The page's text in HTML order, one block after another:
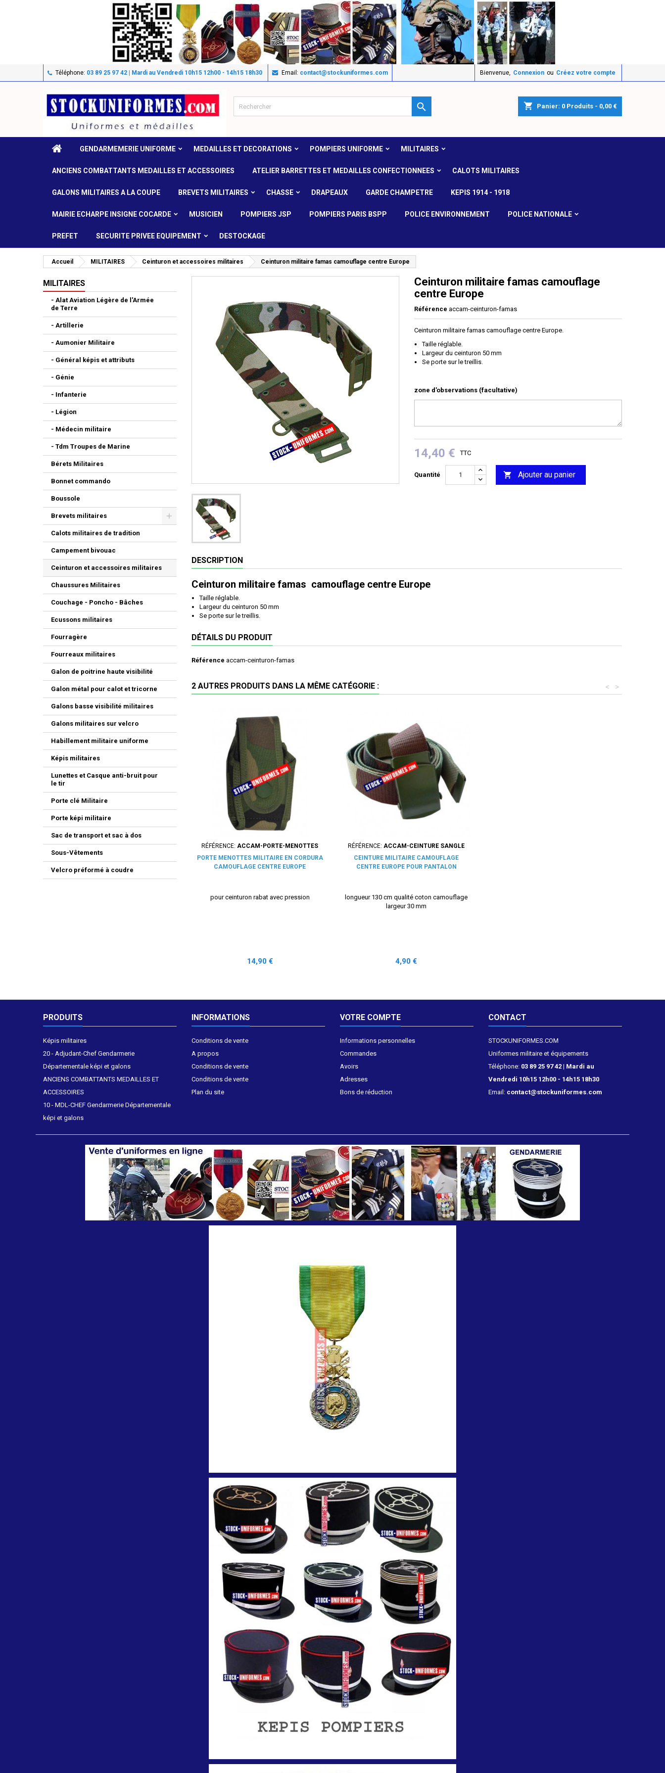
Téléphone: 03 89 25 97 42 | Mardi au Vendredi 10h15 12h00 - 14h15 18h30 Email: contact@stockuniformes.com Bienvenue, Connexion ou Créez votre compte
shopping_cart Panier: 0 Produits - 0,00 €

GENDARMEMERIE UNIFORME MEDAILLES ET DECORATIONS POMPIERS UNIFORME MILITAIRES
ANCIENS COMBATTANTS MEDAILLES ET ACCESSOIRES ATELIER BARRETTES ET MEDAILLES CONFECTIONNEES CALOTS MILITAIRES
GALONS MILITAIRES A LA COUPE BREVETS MILITAIRES CHASSE DRAPEAUX GARDE CHAMPETRE KEPIS 1914 - 1918
MAIRIE ECHARPE INSIGNE COCARDE MUSICIEN POMPIERS JSP POMPIERS PARIS BSPP POLICE ENVIRONNEMENT POLICE NATIONALE
PREFET SECURITE PRIVEE EQUIPEMENT DESTOCKAGE
Accueil MILITAIRES Ceinturon et accessoires militaires Ceinturon militaire famas camouflage centre Europe
MILITAIRES
- Alat Aviation Légère de l'Armée
de Terre
- Artillerie
- Aumonier Militaire
- Général képis et attributs
- Génie
- Infanterie
- Légion
- Médecin militaire
- Tdm Troupes de Marine
Bérets Militaires
Bonnet commando
Boussole
Brevets militaires
Calots militaires de tradition
Campement bivouac
Ceinturon et accessoires militaires
Chaussures Militaires
Couchage - Poncho - Bâches
Ecussons militaires
Fourragère
Fourreaux militaires
Galon de poitrine haute visibilité
Galon métal pour calot et tricorne
Galons basse visibilité militaires
Galons militaires sur velcro
Habillement militaire uniforme
Képis militaires
Lunettes et Casque anti-bruit pour
le tir
Porte clé Militaire
Porte képi militaire
Sac de transport et sac à dos
Sous-Vêtements
Velcro préformé à coudre
Ceinturon militaire famas camouflage
centre Europe
Référence accam-ceinturon-famas
Ceinturon militaire famas camouflage centre Europe.
Taille réglable.
Largeur du ceinturon 50 mm
Se porte sur le treillis.
zone d'observations (facultative)
14,40 € TTC
Quantité  Ajouter au panier
DESCRIPTION
Ceinturon militaire famas camouflage centre Europe
Taille réglable.
Largeur du ceinturon 50 mm
Se porte sur le treillis.
DÉTAILS DU PRODUIT
Référence accam-ceinturon-famas
2 AUTRES PRODUITS DANS LA MÊME CATÉGORIE : >
<
RÉFÉRENCE: ACCAM-PORTE-MENOTTES
PORTE MENOTTES MILITAIRE EN CORDURA
CAMOUFLAGE CENTRE EUROPE
pour ceinturon rabat avec pression
Prix
14,90 €
RÉFÉRENCE: ACCAM-CEINTURE SANGLE
CEINTURE MILITAIRE CAMOUFLAGE
CENTRE EUROPE POUR PANTALON
longueur 130 cm qualité coton camouflage
largeur 30 mm
Prix
4,90 €
PRODUITS
Képis militaires
20 - Adjudant-Chef Gendarmerie
Départementale képi et galons
ANCIENS COMBATTANTS MEDAILLES ET
ACCESSOIRES
10 - MDL-CHEF Gendarmerie Départementale
képi et galons
INFORMATIONS
Conditions de vente
A propos
Conditions de vente
Conditions de vente
Plan du site
VOTRE COMPTE
Informations personnelles
Commandes
Avoirs
Adresses
Bons de réduction
CONTACT
STOCKUNIFORMES.COM
Uniformes militaire et équipements
Téléphone: 03 89 25 97 42 | Mardi au
Vendredi 10h15 12h00 - 14h15 18h30
Email: contact@stockuniformes.com